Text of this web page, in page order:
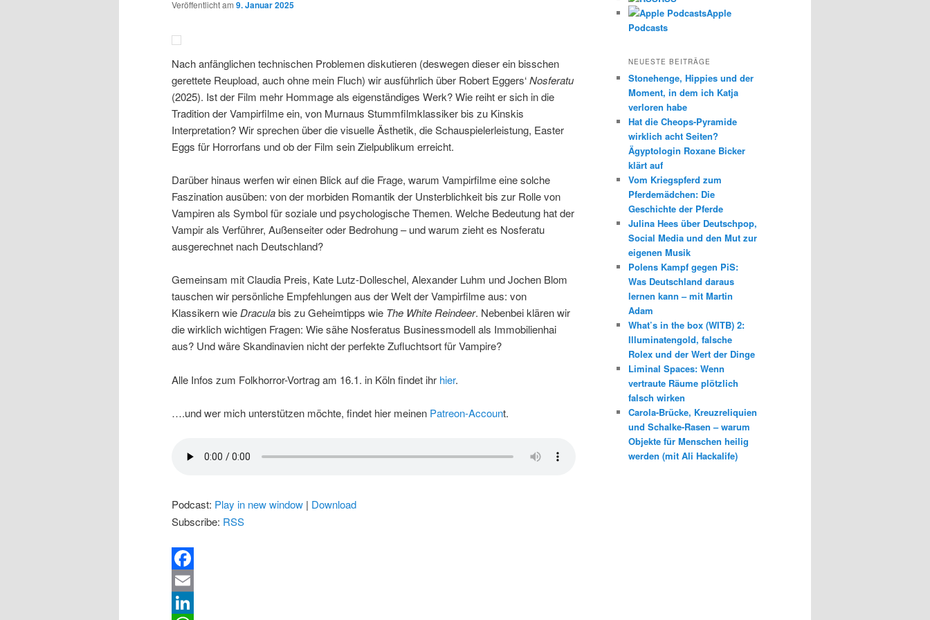
Veröffentlicht am 9. Januar 2025
Nach anfänglichen technischen Problemen diskutieren (deswegen dieser ein bisschen
gerettete Reupload, auch ohne mein Fluch) wir ausführlich über Robert Eggers‘Nosferatu
(2025). Ist der Film mehr Hommage als eigenständiges Werk? Wie reiht er sich in die
Tradition der Vampirfilme ein, von Murnaus Stummfilmklassiker bis zu Kinskis
Interpretation? Wir sprechen über die visuelle Ästhetik, die Schauspielerleistung, Easter
Eggs für Horrorfans und ob der Film sein Zielpublikum erreicht.
Darüber hinaus werfen wir einen Blick auf die Frage, warum Vampirfilme eine solche
Faszination ausüben: von der morbiden Romantik der Unsterblichkeit bis zur Rolle von
Vampiren als Symbol für soziale und psychologische Themen. Welche Bedeutung hat der
Vampir als Verführer, Außenseiter oder Bedrohung – und warum zieht es Nosferatu
ausgerechnet nach Deutschland?
Gemeinsam mit Claudia Preis, Kate Lutz-Dolleschel, Alexander Luhm und Jochen Blom
tauschen wir persönliche Empfehlungen aus der Welt der Vampirfilme aus: von
Klassikern wieDraculabis zu Geheimtipps wie The White Reindeer. Nebenbei klären wir
die wirklich wichtigen Fragen: Wie sähe Nosferatus Businessmodell als Immobilienhai
aus? Und wäre Skandinavien nicht der perfekte Zufluchtsort für Vampire?
Alle Infos zum Folkhorror-Vortrag am 16.1. in Köln findet ihr hier.
….und wer mich unterstützen möchte, findet hier meinen Patreon-Account.
Podcast: Play in new window | Download
Subscribe: RSS
Facebook
Email
Apple
Podcasts
NEUESTE BEITRÄGE
Stonehenge, Hippies und der
Moment, in dem ich Katja
verloren habe
Hat die Cheops-Pyramide
wirklich acht Seiten?
Ägyptologin Roxane Bicker
klärt auf
Vom Kriegspferd zum
Pferdemädchen: Die
Geschichte der Pferde
Julina Hees über Deutschpop,
Social Media und den Mut zur
eigenen Musik
Polens Kampf gegen PiS:
Was Deutschland daraus
lernen kann – mit Martin
Adam
What’s in the box (WITB) 2:
Illuminatengold, falsche
Rolex und der Wert der Dinge
Liminal Spaces: Wenn
vertraute Räume plötzlich
falsch wirken
Carola-Brücke, Kreuzreliquien
und Schalke-Rasen – warum
Objekte für Menschen heilig
werden (mit Ali Hackalife)